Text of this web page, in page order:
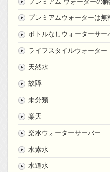
プレミアムウォーターは無
ボトルなしウォーターサー
ライフスタイルウォーター
天然水
故障
未分類
楽天
楽水ウォーターサーバー
水素水
水道水